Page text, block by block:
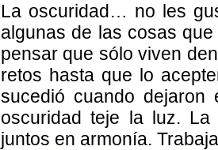
La oscuridad… no les
algunas de las cosas
pensar que sólo viven
retos hasta que lo
sucedió cuando
oscuridad teje la luz.
juntos en armonía.